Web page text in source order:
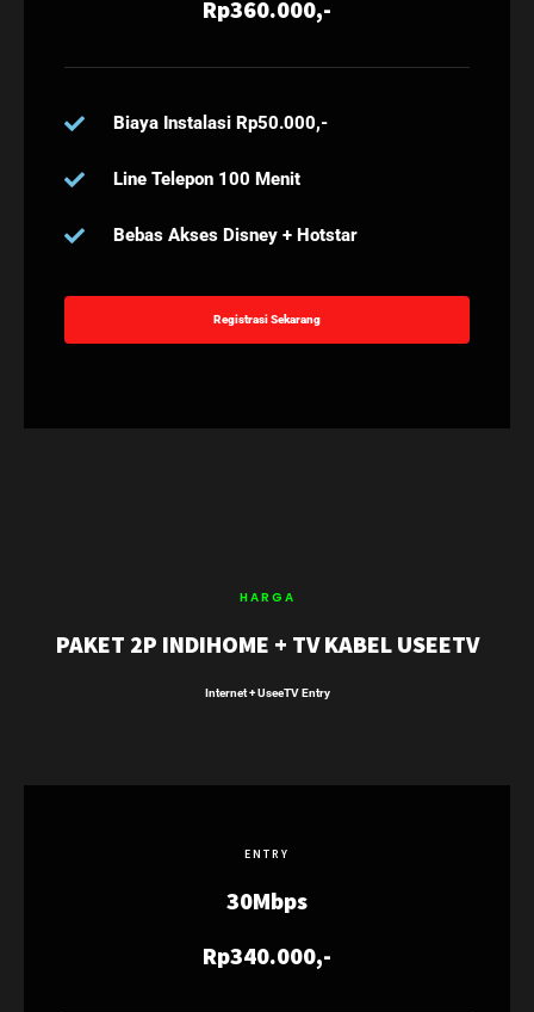
Rp360.000,-
Biaya Instalasi Rp50.000,-
Line Telepon 100 Menit
Bebas Akses Disney + Hotstar
Registrasi Sekarang
HARGA
PAKET 2P INDIHOME + TV KABEL USEETV
Internet + UseeTV Entry
ENTRY
30Mbps
Rp340.000,-